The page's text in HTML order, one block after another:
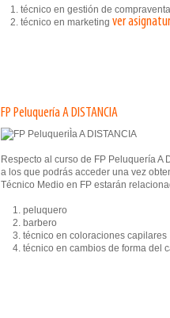
1. técnico en gestión de compraventa
2. técnico en marketing ver
FP Peluquería A DISTANCIA
Respecto al curso de FP Peluquería A
a los que podrás acceder una vez
Técnico Medio en FP estarán
1. peluquero
2. barbero
3. técnico en coloraciones capilares
4. técnico en cambios de forma del